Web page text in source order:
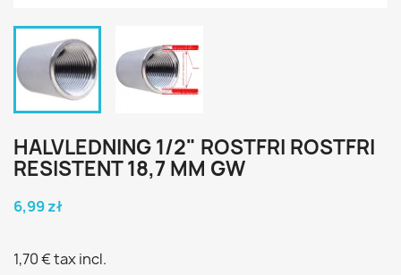
HALVLEDNING 1/2" ROSTFRI ROSTFRI
RESISTENT 18,7 MM GW
6,99 zł
1,70 €tax incl.